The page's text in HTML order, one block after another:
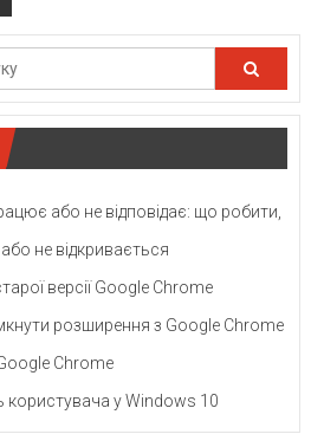
або не відповідає: що робити,
не відкривається
версії Google Chrome
розширення з Google Chrome
Chrome
користувача у Windows 10